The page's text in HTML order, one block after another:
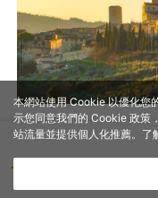
TWD
本網站使用 Cookie 以優化您
示您同意我們的 Cookie 政策
站流量並提供個人化推薦。了